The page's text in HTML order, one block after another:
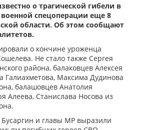
о трагической гибели в
спецоперации еще 8
области. Об этом сообщают
о кончине уроженца
Не стало также Сергея
района, балаковцев Алексея
Галиахметова, Максима Дудинова
балашовцев Анатолия
Алеева, Станислава Носова из
и главы МР выразили